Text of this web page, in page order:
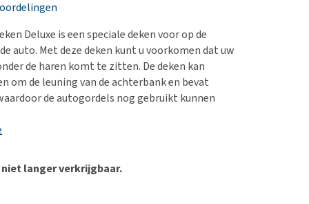
en conditie
pezen en botten
Deluxe is een speciale deken voor op de
auto. Met deze deken kunt u voorkomen dat uw
de haren komt te zitten. De deken kan
om de leuning van de achterbank en bevat
de autogordels nog gebruikt kunnen
langer verkrijgbaar.